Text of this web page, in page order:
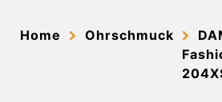
Home Ohrschmuck